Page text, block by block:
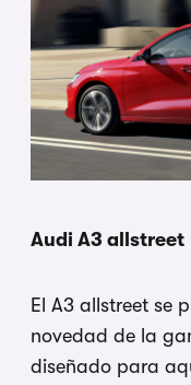
Audi A3 allstreet
El A3 allstreet se
novedad de la
diseñado para